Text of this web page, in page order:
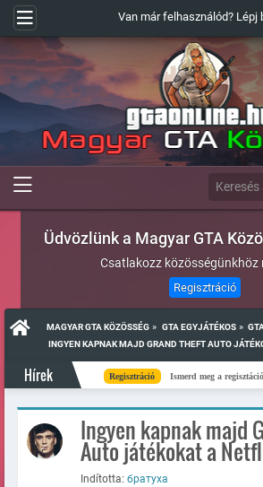
Van már felhasználód? Lépj
Üdvözlünk a Magyar GTA
Csatlakozz közösségünkhöz
Regisztráció
MAGYAR GTA KÖZÖSSÉG » GTA EGYJÁTÉKOS »
INGYEN KAPNAK MAJD GRAND THEFT AUTO
Hírek Regisztráció Ismerd meg a regisztáció
Ingyen kapnak majd
Auto játékokat a
Indította: братуха